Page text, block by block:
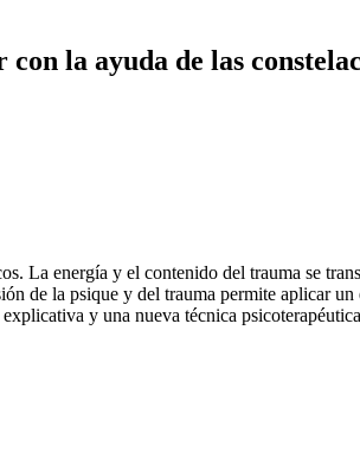
la ayuda de las
La energía y el contenido del trauma se
de la psique y del trauma permite aplicar
y una nueva técnica